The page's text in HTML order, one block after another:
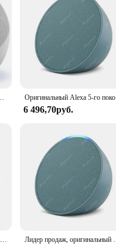
smart home ecosystem,
responds instantly. Whether
5th generation delivers
precision. Its compact size
versatile tool that adapts to
of smart home devices, the
system, this device has got you
that adapts to your
music or podcasts without
services. Its versatility and
звуковым управлением, голосовым помощником и часами, оригинал
6 496,70руб.
Лучший продавец Умный динамик Alexa Echo Dot 5-го 4-го поколения с Alexa Лидер продаж, оригинальный Alexa